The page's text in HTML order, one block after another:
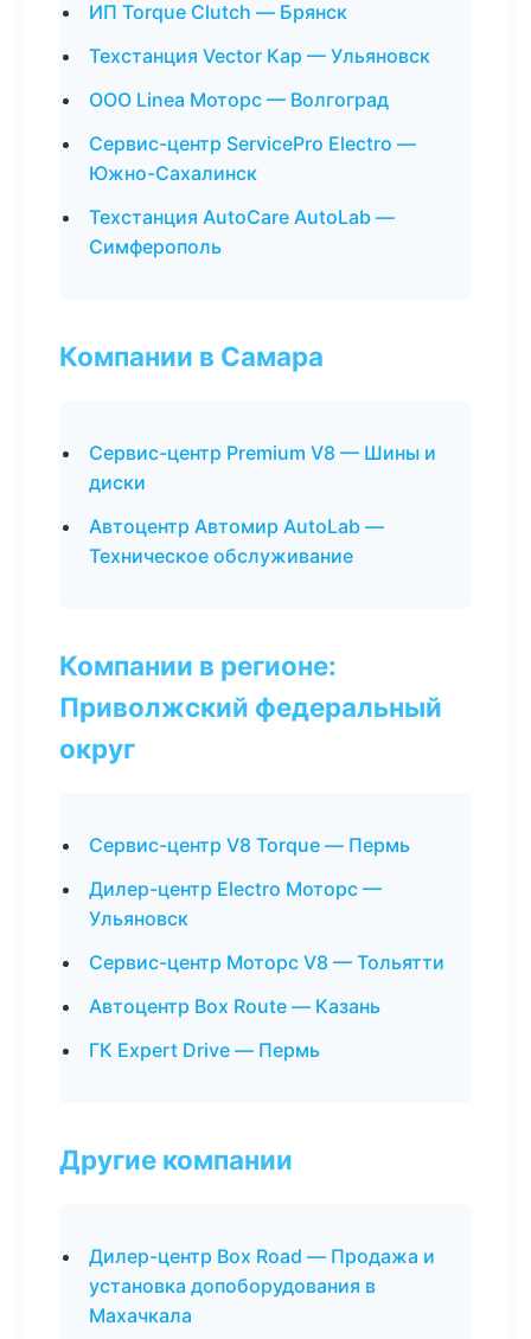
ИП Torque Clutch — Брянск
Техстанция Vector Кар — Ульяновск
ООО Linea Моторс — Волгоград
Сервис-центр ServicePro Electro —
Южно-Сахалинск
Техстанция AutoCare AutoLab —
Симферополь
Компании в Самара
Сервис-центр Premium V8 — Шины и
диски
Автоцентр Автомир AutoLab —
Техническое обслуживание
Компании в регионе:
Приволжский федеральный
округ
Сервис-центр V8 Torque — Пермь
Дилер-центр Electro Моторс —
Ульяновск
Сервис-центр Моторс V8 — Тольятти
Автоцентр Box Route — Казань
ГК Expert Drive — Пермь
Другие компании
Дилер-центр Box Road — Продажа и
установка допоборудования в
Махачкала